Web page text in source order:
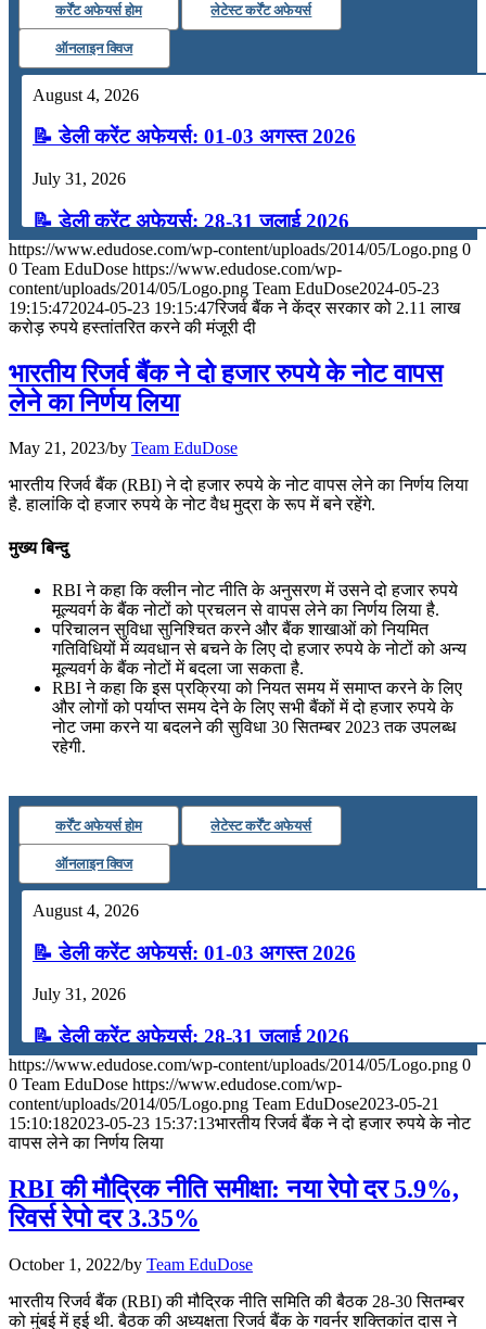
कर्रेंट अफेयर्स होम लेटेस्ट कर्रेंट अफेयर्स
ऑनलाइन क्विज
August 4, 2026
📝 डेली करेंट अफेयर्स: 01-03 अगस्त 2026
July 31, 2026
📝 डेली करेंट अफेयर्स: 28-31 जुलाई 2026
July 28, 2026
📝 डेली करेंट अफेयर्स: 25-27 जुलाई 2026
📝 डेली करेंट अफेयर्स: 22-24 जुलाई 2026
📝 डेली करेंट अफेयर्स: 19-21 जुलाई 2026
July 19, 2026
📝 डेली करेंट अफेयर्स: 16-18 जुलाई 2026
July 16, 2026
📝 डेली करेंट अफेयर्स: 13-15 जुलाई 2026
https://www.edudose.com/wp-content/uploads/2014/05/Logo.png 0
0 Team EduDose https://www.edudose.com/wp-
content/uploads/2014/05/Logo.png Team EduDose2024-05-23
19:15:472024-05-23 19:15:47रिजर्व बैंक ने केंद्र सरकार को 2.11 लाख
करोड़ रुपये हस्तांतरित करने की मंजूरी दी
भारतीय रिजर्व बैंक ने दो हजार रुपये के नोट वापस
लेने का निर्णय लिया
May 21, 2023/by Team EduDose
भारतीय रिजर्व बैंक (RBI) ने दो हजार रुपये के नोट वापस लेने का निर्णय लिया
है. हालांकि दो हजार रुपये के नोट वैध मुद्रा के रूप में बने रहेंगे.
मुख्य बिन्दु
RBI ने कहा कि क्लीन नोट नीति के अनुसरण में उसने दो हजार रुपये
मूल्यवर्ग के बैंक नोटों को प्रचलन से वापस लेने का निर्णय लिया है.
परिचालन सुविधा सुनिश्चित करने और बैंक शाखाओं को नियमित
गतिविधियों में व्यवधान से बचने के लिए दो हजार रुपये के नोटों को अन्य
मूल्यवर्ग के बैंक नोटों में बदला जा सकता है.
RBI ने कहा कि इस प्रक्रिया को नियत समय में समाप्त करने के लिए
और लोगों को पर्याप्त समय देने के लिए सभी बैंकों में दो हजार रुपये के
नोट जमा करने या बदलने की सुविधा 30 सितम्बर 2023 तक उपलब्ध
रहेगी.
कर्रेंट अफेयर्स होम लेटेस्ट कर्रेंट अफेयर्स
ऑनलाइन क्विज
August 4, 2026
📝 डेली करेंट अफेयर्स: 01-03 अगस्त 2026
July 31, 2026
📝 डेली करेंट अफेयर्स: 28-31 जुलाई 2026
July 28, 2026
📝 डेली करेंट अफेयर्स: 25-27 जुलाई 2026
📝 डेली करेंट अफेयर्स: 22-24 जुलाई 2026
📝 डेली करेंट अफेयर्स: 19-21 जुलाई 2026
https://www.edudose.com/wp-content/uploads/2014/05/Logo.png 0
0 Team EduDose https://www.edudose.com/wp-
content/uploads/2014/05/Logo.png Team EduDose2023-05-21
15:10:182023-05-23 15:37:13भारतीय रिजर्व बैंक ने दो हजार रुपये के नोट
वापस लेने का निर्णय लिया
RBI की मौद्रिक नीति समीक्षा: नया रेपो दर 5.9%,
रिवर्स रेपो दर 3.35%
October 1, 2022/by Team EduDose
भारतीय रिजर्व बैंक (RBI) की मौद्रिक नीति समिति की बैठक 28-30 सितम्बर
को मुंबई में हुई थी. बैठक की अध्यक्षता रिजर्व बैंक के गवर्नर शक्तिकांत दास ने